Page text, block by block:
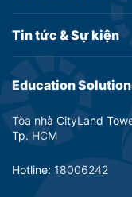
Education
Tòa nhà CityLand
Tp. HCM
Hotline: 18006242
Tin tức &Sự kiện